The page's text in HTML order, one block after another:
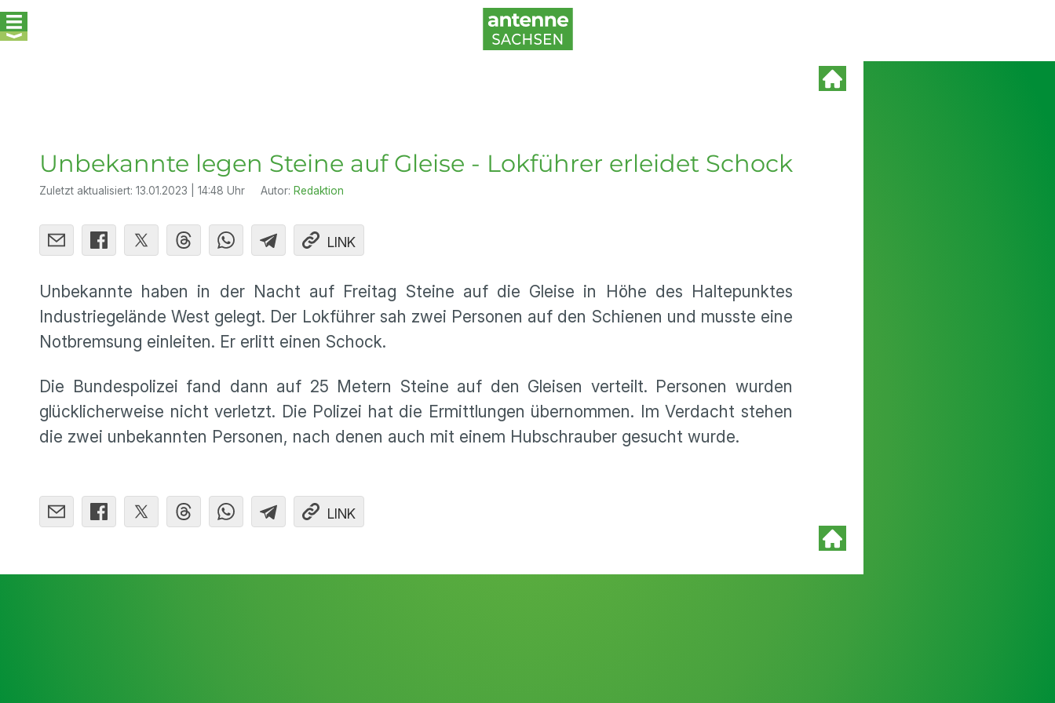
Unbekannte legen Steine auf Gleise - Lokführer erleidet Schock
Zuletzt aktualisiert: 13.01.2023 | 14:48 Uhr Autor: Redaktion
LINK
Unbekannte haben in der Nacht auf Freitag Steine auf die Gleise in Höhe des Haltepunktes
Industriegelände West gelegt. Der Lokführer sah zwei Personen auf den Schienen und musste eine
Notbremsung einleiten. Er erlitt einen Schock.
Die Bundespolizei fand dann auf 25 Metern Steine auf den Gleisen verteilt. Personen wurden
glücklicherweise nicht verletzt. Die Polizei hat die Ermittlungen übernommen. Im Verdacht stehen
die zwei unbekannten Personen, nach denen auch mit einem Hubschrauber gesucht wurde.
LINK